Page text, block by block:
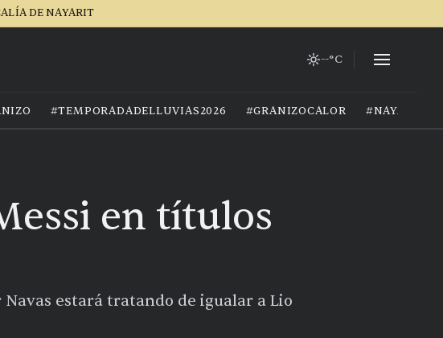
DE NAYARIT
--°C
#TEMPORADADELLUVIAS2026 #GRANIZOCALOR #NAYARIT
en títulos
Navas estará tratando de igualar a Lio